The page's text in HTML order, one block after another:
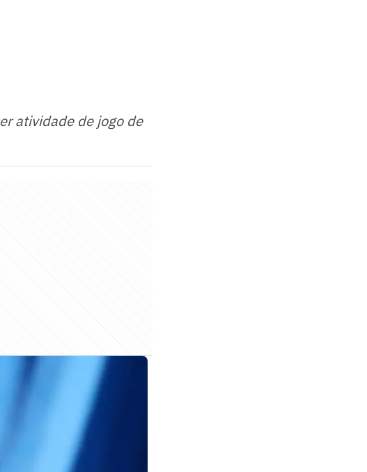
atividade de jogo de